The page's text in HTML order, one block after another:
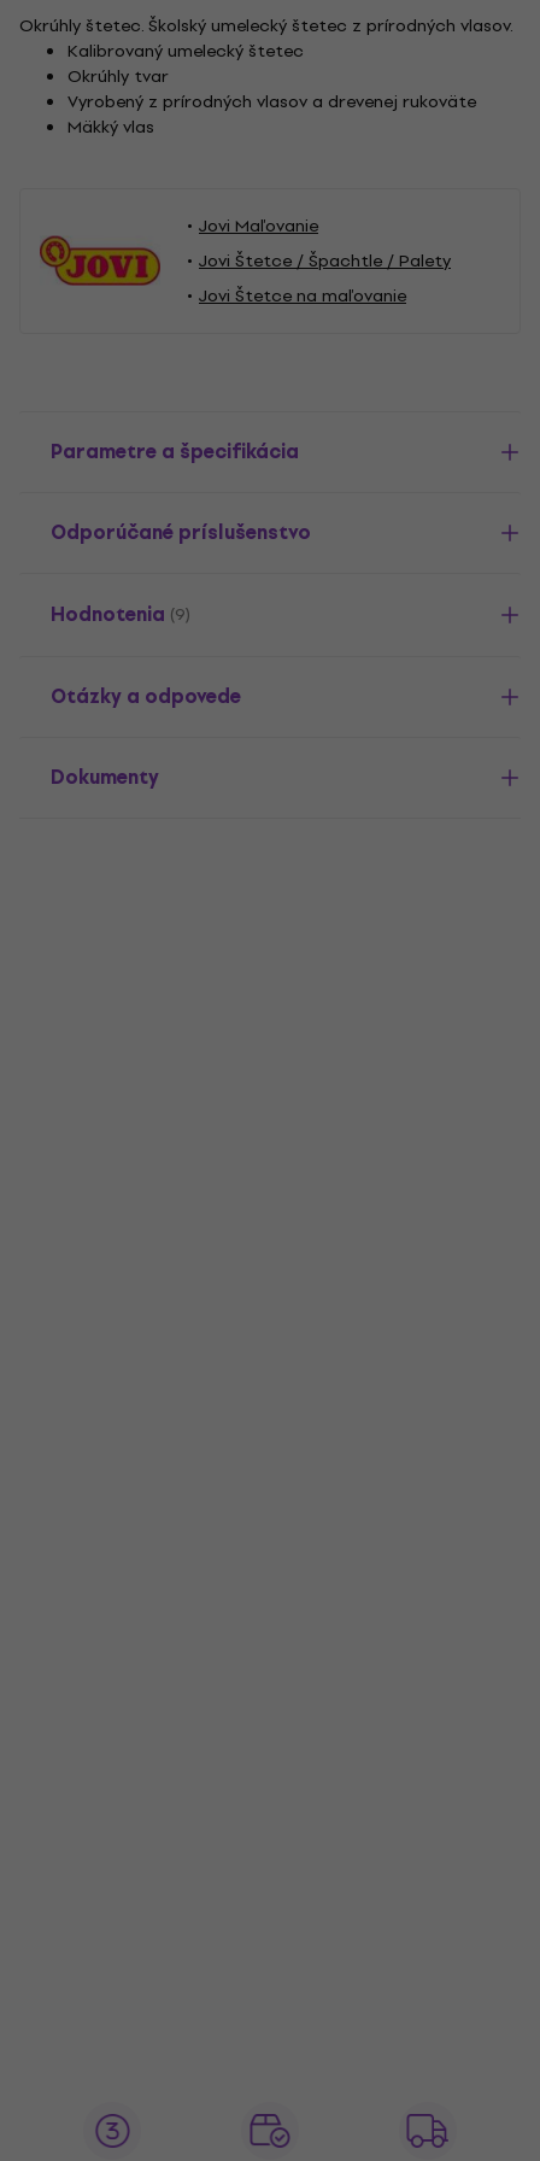
Okrúhly štetec. Školský umelecký štetec z prírodných vlasov.
Kalibrovaný umelecký štetec
Okrúhly tvar
Vyrobený z prírodných vlasov a drevenej rukoväte
Mäkký vlas
Jovi Maľovanie
Jovi Štetce / Špachtle / Palety
Jovi Štetce na maľovanie
Parametre a špecifikácia
Odporúčané príslušenstvo
Hodnotenia (9)
Otázky a odpovede
Dokumenty